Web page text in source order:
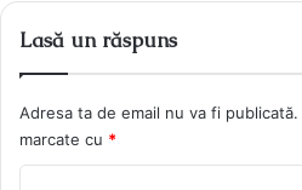
Lasă un răspuns
Adresa ta de email nu va fi publicată.
marcate cu *